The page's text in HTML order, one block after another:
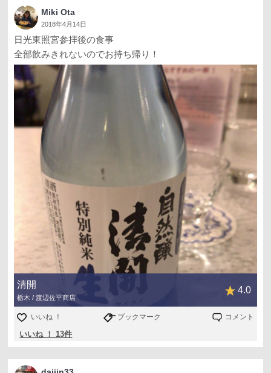
Miki Ota
2018年4月14日
日光東照宮参拝後の食事
全部飲みきれないのでお持ち帰り！
清開
栃木 / 渡辺佐平商店
4.0
いいね ！ ブックマーク コメント
いいね ！ 13件